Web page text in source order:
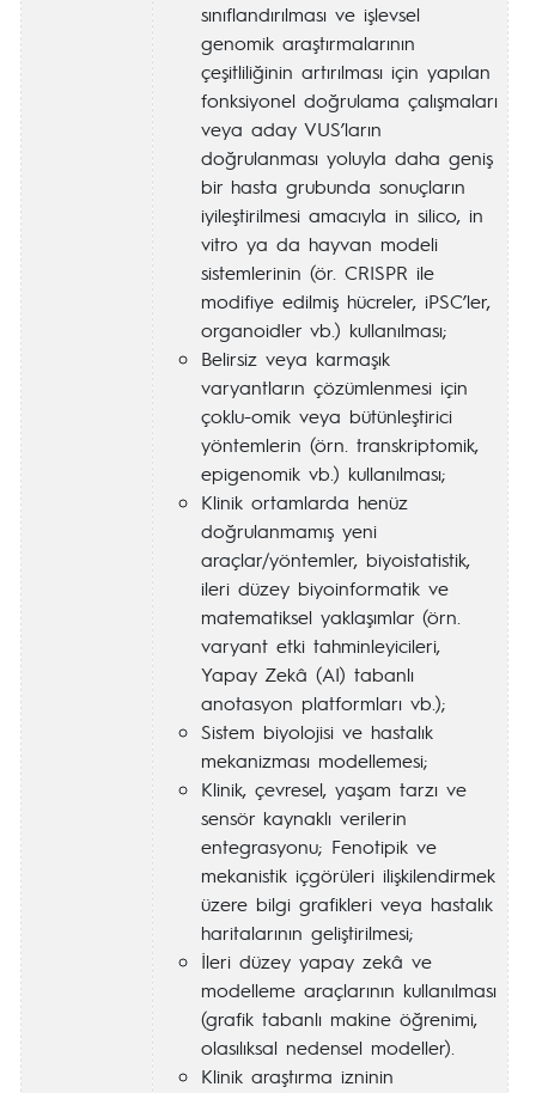
sınıflandırılması ve işlevsel
genomik araştırmalarının
çeşitliliğinin artırılması için yapılan
fonksiyonel doğrulama çalışmaları
veya aday VUS’ların
doğrulanması yoluyla daha geniş
bir hasta grubunda sonuçların
iyileştirilmesi amacıyla in silico, in
vitro ya da hayvan modeli
sistemlerinin (ör. CRISPR ile
modifiye edilmiş hücreler, iPSC’ler,
organoidler vb.) kullanılması;
Belirsiz veya karmaşık
varyantların çözümlenmesi için
çoklu-omik veya bütünleştirici
yöntemlerin (örn. transkriptomik,
epigenomik vb.) kullanılması;
Klinik ortamlarda henüz
doğrulanmamış yeni
araçlar/yöntemler, biyoistatistik,
ileri düzey biyoinformatik ve
matematiksel yaklaşımlar (örn.
varyant etki tahminleyicileri,
Yapay Zekâ (AI) tabanlı
anotasyon platformları vb.);
Sistem biyolojisi ve hastalık
mekanizması modellemesi;
Klinik, çevresel, yaşam tarzı ve
sensör kaynaklı verilerin
entegrasyonu; Fenotipik ve
mekanistik içgörüleri ilişkilendirmek
üzere bilgi grafikleri veya hastalık
haritalarının geliştirilmesi;
İleri düzey yapay zekâ ve
modelleme araçlarının kullanılması
(grafik tabanlı makine öğrenimi,
olasılıksal nedensel modeller).
Klinik araştırma izninin